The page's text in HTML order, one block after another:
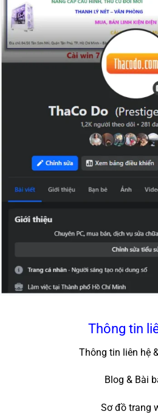
Thông tin
Thông tin liên hệ
Blog & Bài
Sơ đồ trang